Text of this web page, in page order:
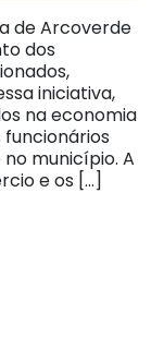
de Arcoverde
dos
iniciativa,
na economia
município. A
e os […]